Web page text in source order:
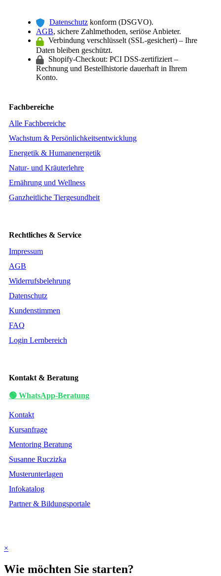
Datenschutz konform (DSGVO).
AGB, sichere Zahlmethoden, seriöse Anbieter.
Verbindung verschlüsselt (SSL-gesichert) – Ihre
Daten bleiben geschützt.
Shopify-Checkout: PCI DSS-zertifiziert –
Rechnung und Bestellhistorie dauerhaft in Ihrem
Konto.
Fachbereiche
Alle Fachbereiche
Wachstum & Persönlichkeitsentwicklung
Energetik & Humanenergetik
Natur- und Kräuterlehre
Ernährung und Wellness
Ganzheitliche Tiergesundheit
Rechtliches & Service
Impressum
AGB
Widerrufsbelehrung
Datenschutz
Kundenstimmen
FAQ
Login Lernbereich
Kontakt & Beratung
🟢 WhatsApp-Beratung
Kontakt
Kursanfrage
Mentoring Beratung
Susanne Ruczizka
Musterunterlagen
Infokatalog
Partner & Bildungsportale
×
Wie möchten Sie starten?